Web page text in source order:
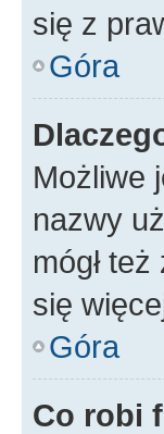
się z
Góra
Możliwe
nazwy
mógł
się
Góra
Co robi